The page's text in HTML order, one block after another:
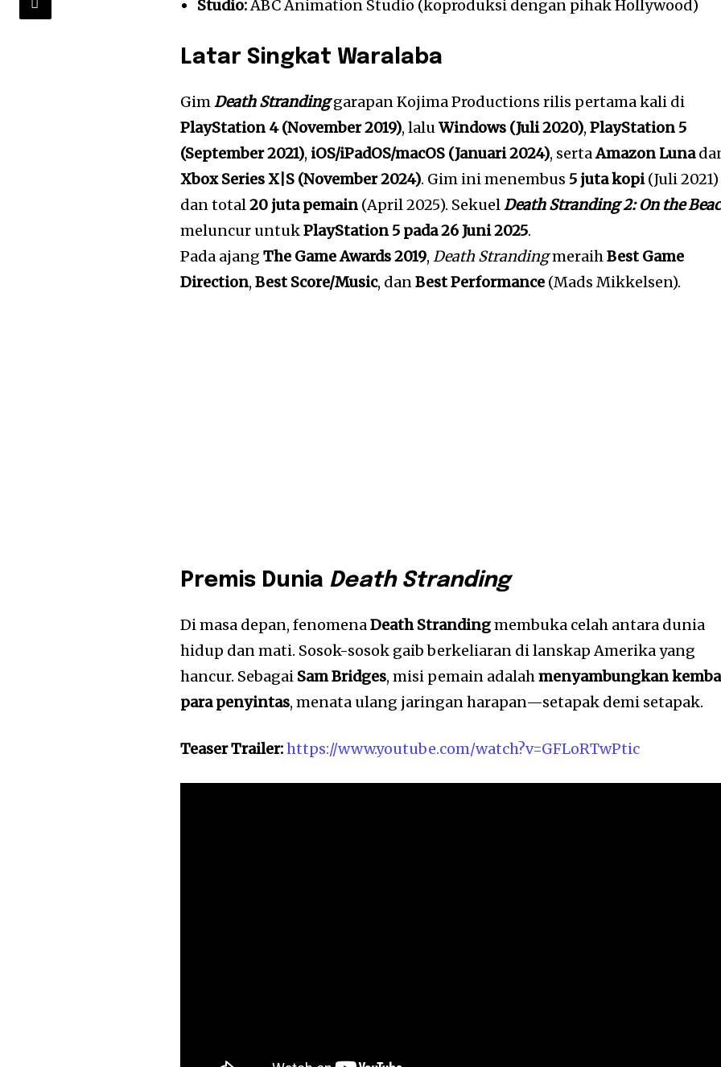
Studio:ABC Animation Studio (koproduksi dengan pihak Hollywood)
Latar Singkat Waralaba
GimDeath Strandinggarapan Kojima Productions rilis pertama kali di
PlayStation 4 (November 2019), laluWindows (Juli 2020),PlayStation 5
(September 2021), iOS/iPadOS/macOS (Januari 2024), sertaAmazon Luna
Xbox Series X|S (November 2024). Gim ini menembus 5 juta kopi(Juli 2021)
dan total20 juta pemain (April 2025). SekuelDeath Stranding 2: On the
meluncur untukPlayStation 5 pada 26 Juni 2025.
Pada ajangThe Game Awards 2019,Death StrandingmeraihBest Game
Direction,Best Score/Music, danBest Performance (Mads Mikkelsen).
Premis Dunia Death Stranding
Di masa depan, fenomenaDeath Strandingmembuka celah antara dunia
hidup dan mati. Sosok-sosok gaib berkeliaran di lanskap Amerika yang
hancur. Sebagai Sam Bridges, misi pemain adalahmenyambungkan
para penyintas, menata ulang jaringan harapan—setapak demi setapak.
Teaser Trailer:https://www.youtube.com/watch?v=GFLoRTwPtic